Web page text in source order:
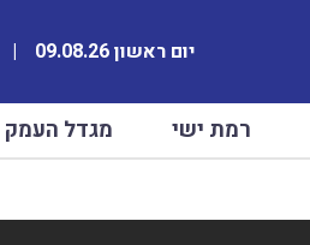
יום ראשון 09.08.26
רמת ישי מגדל העמק